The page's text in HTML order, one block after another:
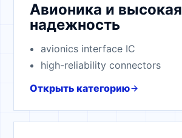
Авионика и высокая
надежность
avionics interface IC
high-reliability connectors
Открыть категорию